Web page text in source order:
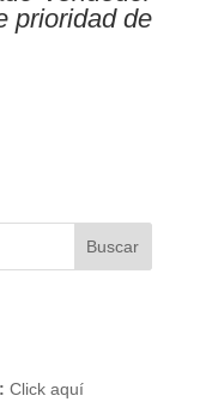
prioridad de
Click aquí